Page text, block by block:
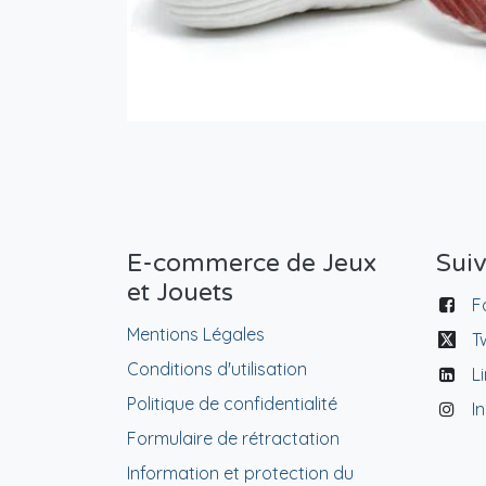
E-commerce de Jeux
et Jouets
Mentions Légales
Conditions d'utilisation
Politique de confidentialité
Formulaire de rétractation
Information et protection du